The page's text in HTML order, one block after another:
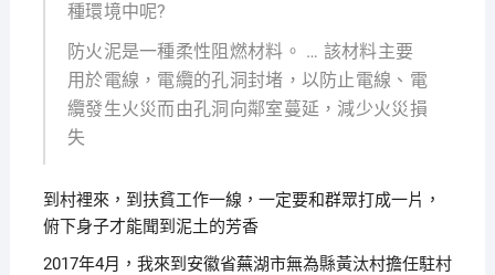
種環境中呢?
防火泥是一種柔性阻燃材料。 … 該材料主要
用於電線，電纜的孔洞封堵，以防止電線、電
纜發生火災而由孔洞向鄰室蔓延，減少火災損
失
到村裡來，到扶貧工作一線，一定要和群眾打成一片，
俯下身子才能聞到泥土的芳香
2017年4月，我來到安徽省蕪湖市無為縣黃汰村擔任駐村